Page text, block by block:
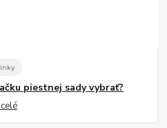
piestnej sady vybrať?